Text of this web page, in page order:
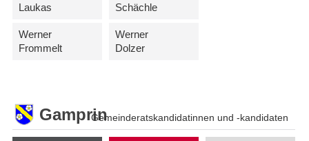
Laukas
Werner
Frommelt
Schächle
Werner
Dolzer
GamprinGemeinderatskandidatinnen und -kandidaten